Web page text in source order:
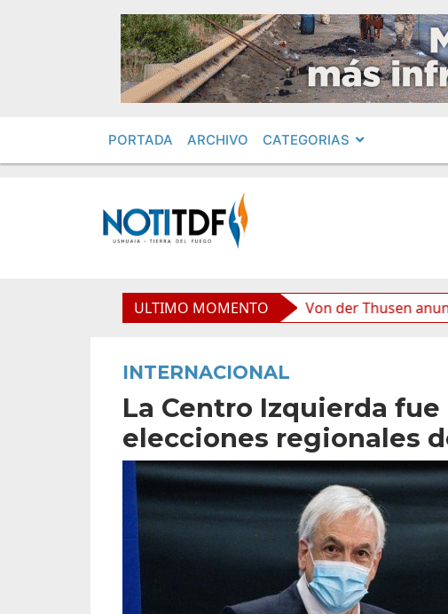
PORTADA ARCHIVO CATEGORIAS
ULTIMO MOMENTO
boliviana”, afirmó Becerra Von der Thusen anunció la
INTERNACIONAL
La Centro Izquierda
elecciones regionales